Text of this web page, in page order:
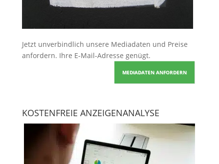
Jetzt unverbindlich unsere Mediadaten und Preise
anfordern. Ihre E-Mail-Adresse genügt.
MEDIADATEN ANFORDERN
KOSTENFREIE ANZEIGENANALYSE